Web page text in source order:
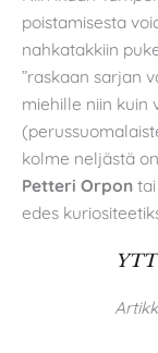
poistamisesta
nahkatakkiin
”raskaan sarjan
miehille niin kuin
kolme neljästä
Petteri Orpon tai
edes